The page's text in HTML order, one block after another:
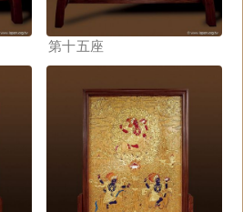
第十五座